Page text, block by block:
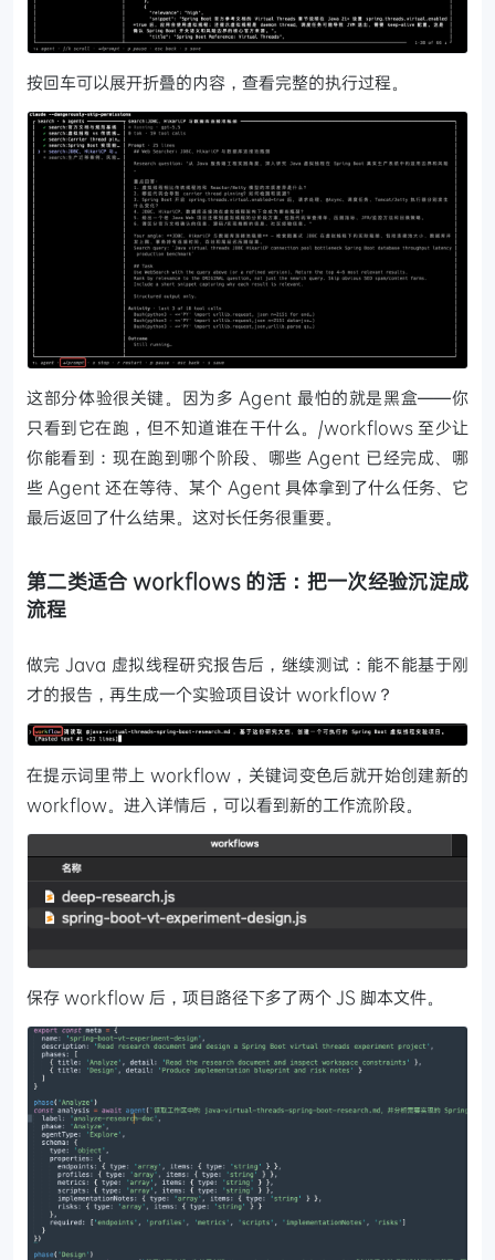
按回车可以展开折叠的内容，查看完整的执行过程。
这部分体验很关键。因为多 Agent 最怕的就是黑盒——你
只看到它在跑，但不知道谁在干什么。/workflows 至少让
你能看到：现在跑到哪个阶段、哪些 Agent 已经完成、哪
些 Agent 还在等待、某个 Agent 具体拿到了什么任务、它
最后返回了什么结果。这对长任务很重要。
第二类适合 workflows 的活：把一次经验沉淀成
流程
做完 Java 虚拟线程研究报告后，继续测试：能不能基于刚
才的报告，再生成一个实验项目设计 workflow？
在提示词里带上 workflow，关键词变色后就开始创建新的
workflow。进入详情后，可以看到新的工作流阶段。
保存 workflow 后，项目路径下多了两个 JS 脚本文件。